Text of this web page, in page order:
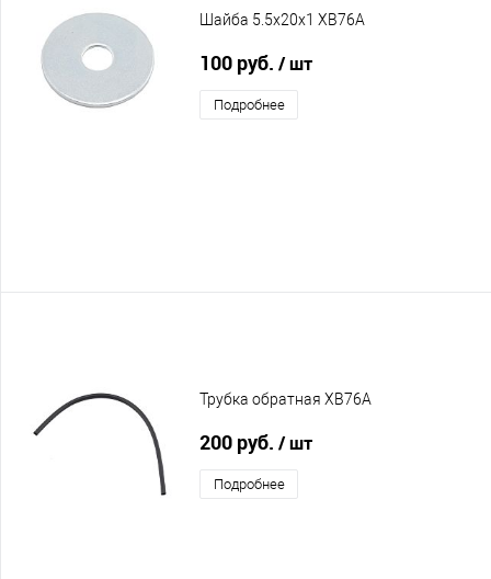
Шайба 5.5x20x1 XB76A
100 руб. / шт
Подробнее
Трубка обратная XB76A
200 руб. / шт
Подробнее